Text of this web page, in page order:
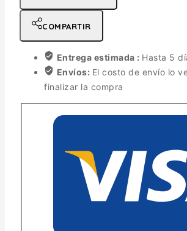
COMPARTIR
Entrega estimada : Hasta 5
Envíos: El costo de envío lo
finalizar la compra